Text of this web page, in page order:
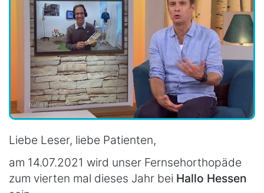
Liebe Leser, liebe Patienten,
am 14.07.2021 wird unser Fernsehorthopäde
zum vierten mal dieses Jahr bei Hallo Hessen